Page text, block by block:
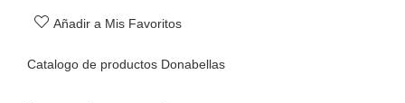
Añadir a Mis Favoritos
Catalogo de productos Donabellas